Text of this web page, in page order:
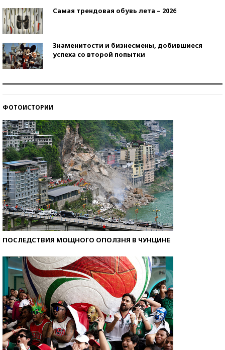
Самая трендовая обувь лета – 2026
Знаменитости и бизнесмены, добившиеся
успеха со второй попытки
ФОТОИСТОРИИ
ПОСЛЕДСТВИЯ МОЩНОГО ОПОЛЗНЯ В ЧУНЦИНЕ